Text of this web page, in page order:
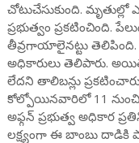
చోటుచేసుకుంది. మృతుల్లో
ప్రభుత్వం ప్రకటించింది.
తీవ్రగాయాలైనట్టు
అధికారులు తెలిపారు.
లేదని తాలిబన్లు
కోల్పోయినవారిలో 11 నుంచి
అఫ్గన్ ప్రభుత్వ అధికార
లక్ష్యంగా ఈ బాంబు దాడికి